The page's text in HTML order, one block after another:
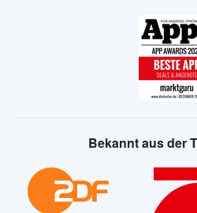
Bekannt aus der